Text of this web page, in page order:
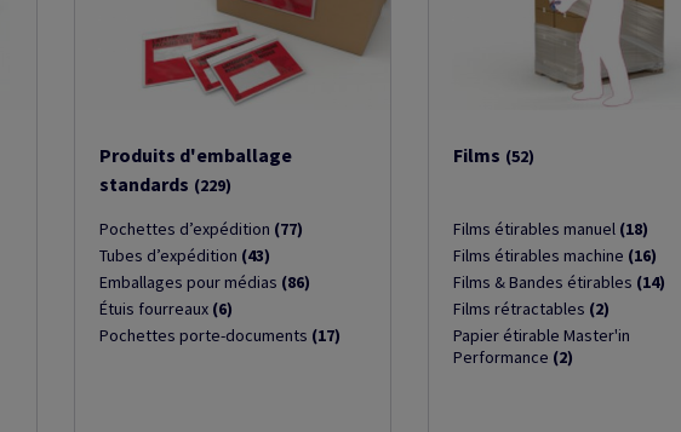
Produits d'emballage
standards (229)
Pochettes d’expédition (77)
Tubes d’expédition (43)
Emballages pour médias (86)
Étuis fourreaux (6)
Pochettes porte-documents (17)
Films (52)
Films étirables manuel (18)
Films étirables machine (16)
Films & Bandes étirables (14)
Films rétractables (2)
Papier étirable Master'in
Performance (2)